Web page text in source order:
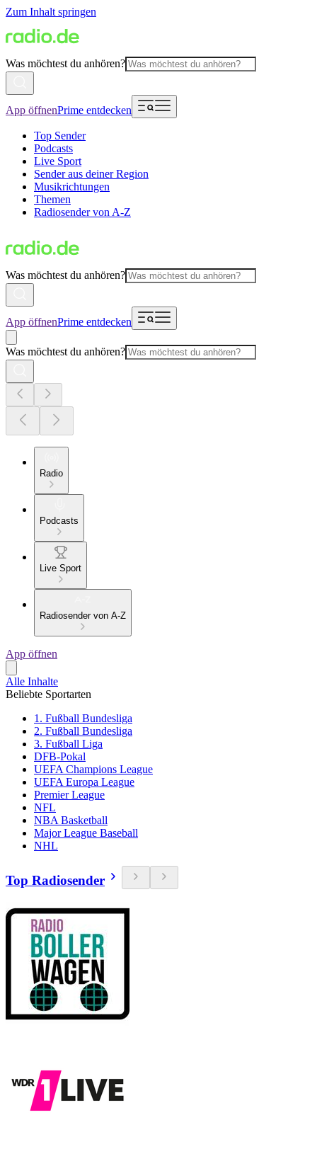
Zum Inhalt springen
Was möchtest du anhören?
App öffnenPrime entdecken
Top Sender
Podcasts
Live Sport
Sender aus deiner Region
Musikrichtungen
Themen
Radiosender von A-Z
Was möchtest du anhören?
App öffnenPrime entdecken
Was möchtest du anhören?
Radio
Podcasts
Live Sport
Radiosender von A-Z
App öffnen
Alle Inhalte
Beliebte Sportarten
1. Fußball Bundesliga
2. Fußball Bundesliga
3. Fußball Liga
DFB-Pokal
UEFA Champions League
UEFA Europa League
Premier League
NFL
NBA Basketball
Major League Baseball
NHL
Top Radiosender